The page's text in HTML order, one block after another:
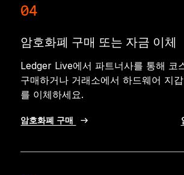
04
암호화폐 구매 또는 자금 이체
Ledger Live에서 파트너사를 통해 코
구매하거나 거래소에서 하드웨어 지
를 이체하세요.
암호화폐 구매